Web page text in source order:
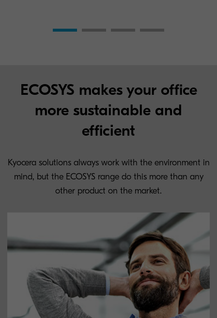
ECOSYS makes your office
more sustainable and
efficient
Kyocera solutions always work with the environment in
mind, but the ECOSYS range do this more than any
other product on the market.